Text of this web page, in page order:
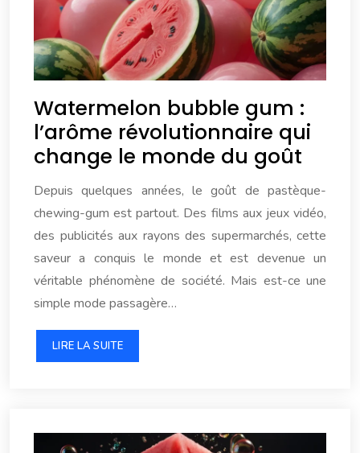
Watermelon bubble gum :
l’arôme révolutionnaire qui
change le monde du goût
Depuis quelques années, le goût de pastèque-
chewing-gum est partout. Des films aux jeux vidéo,
des publicités aux rayons des supermarchés, cette
saveur a conquis le monde et est devenue un
véritable phénomène de société. Mais est-ce une
simple mode passagère…
LIRE LA SUITE